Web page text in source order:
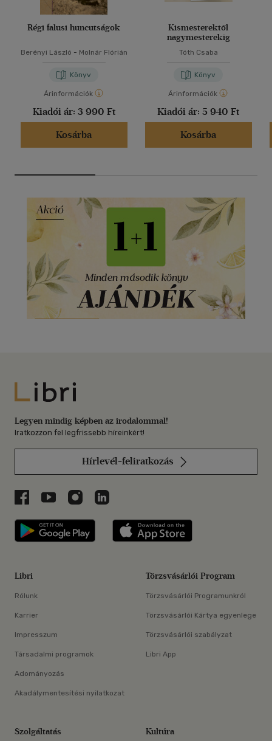
Régi falusi huncutságok
Berényi László - Molnár Flórián
Könyv
Árinformációk
Kiadói ár: 3 990 Ft
Kosárba
Kismesterektől
nagymesterekig
Tóth Csaba
Könyv
Árinformációk
Kiadói ár: 5 940 Ft
Kosárba
Libri
Legyen mindig képben az irodalommal!
Iratkozzon fel legfrissebb híreinkért!
Hírlevél-feliratkozás
Libri a Facebookon
Libri a Youtube-on
Libri az Instagramon
Libri a LinkedInen
Libri applikáció Szerezd meg: Google
Libri
Rólunk
Karrier
Impresszum
Társadalmi programok
Adományozás
Akadálymentesítési nyilatkozat
Törzsvásárlói Program
Törzsvásárlói Programunkról
Törzsvásárlói Kártya egyenlege
Törzsvásárlói szabályzat
Libri App
Szolgáltatás Kultúra